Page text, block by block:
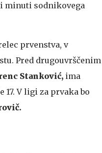
minuti sodnikovega
prvenstva, v
Pred drugouvrščenim
Stanković, ima
V ligi za prvaka bo